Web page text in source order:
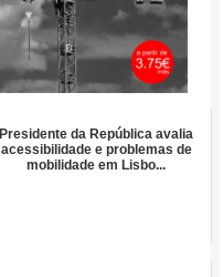
Presidente da República avalia
acessibilidade e problemas de
mobilidade em Lisbo...